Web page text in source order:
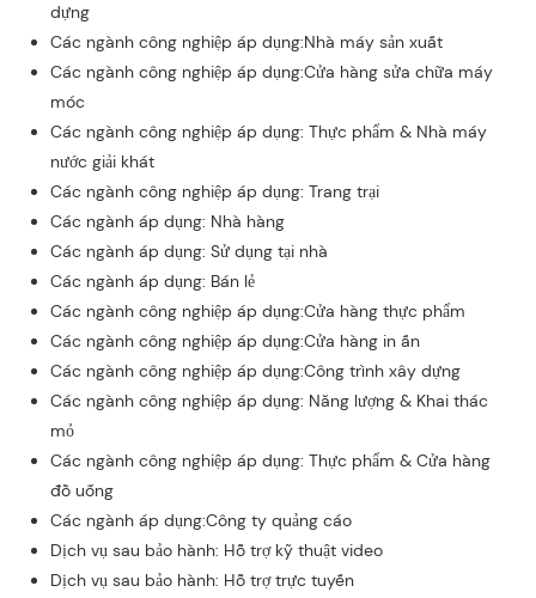
dựng
Các ngành công nghiệp áp dụng:Nhà máy sản xuất
Các ngành công nghiệp áp dụng:Cửa hàng sửa chữa máy
móc
Các ngành công nghiệp áp dụng: Thực phẩm & Nhà máy
nước giải khát
Các ngành công nghiệp áp dụng: Trang trại
Các ngành áp dụng: Nhà hàng
Các ngành áp dụng: Sử dụng tại nhà
Các ngành áp dụng: Bán lẻ
Các ngành công nghiệp áp dụng:Cửa hàng thực phẩm
Các ngành công nghiệp áp dụng:Cửa hàng in ấn
Các ngành công nghiệp áp dụng:Công trình xây dựng
Các ngành công nghiệp áp dụng: Năng lượng & Khai thác
mỏ
Các ngành công nghiệp áp dụng: Thực phẩm & Cửa hàng
đồ uống
Các ngành áp dụng:Công ty quảng cáo
Dịch vụ sau bảo hành: Hỗ trợ kỹ thuật video
Dịch vụ sau bảo hành: Hỗ trợ trực tuyến